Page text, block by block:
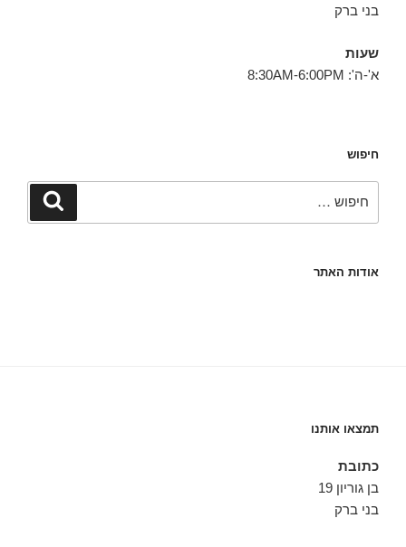
בני ברק
שעות
א'-ה': 8:30AM-6:00PM
חיפוש
חיפוש
אודות האתר
תמצאו אותנו
כתובת
בן גוריון 19
בני ברק